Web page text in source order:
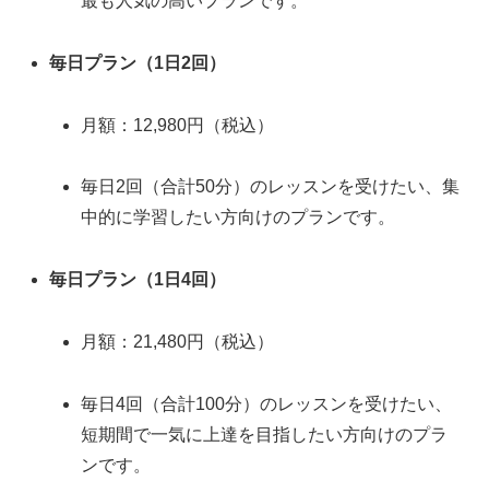
毎日プラン（1日2回）
月額：12,980円（税込）
毎日2回（合計50分）のレッスンを受けたい、集
中的に学習したい方向けのプランです。
毎日プラン（1日4回）
月額：21,480円（税込）
毎日4回（合計100分）のレッスンを受けたい、
短期間で一気に上達を目指したい方向けのプラ
ンです。